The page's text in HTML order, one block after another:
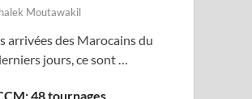
Moutawakil
arrivées des Marocains du
jours, ce sont …
48 tournages